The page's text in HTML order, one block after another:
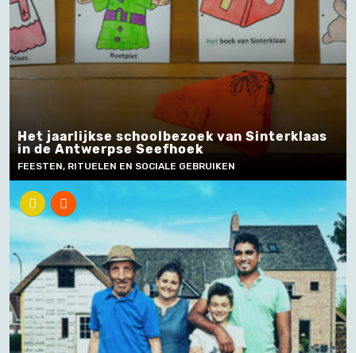
Het jaarlijkse schoolbezoek van Sinterklaas
in de Antwerpse Seefhoek
FEESTEN, RITUELEN EN SOCIALE GEBRUIKEN